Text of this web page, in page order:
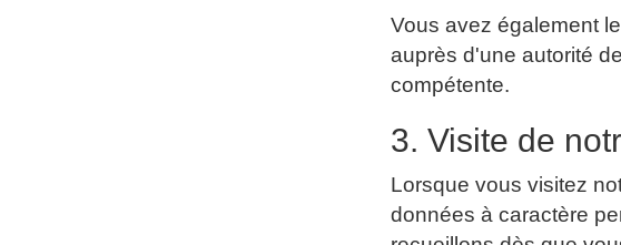
Vous avez également
auprès d'une autorité
compétente.
3. Visite de
Lorsque vous visitez
données à caractère